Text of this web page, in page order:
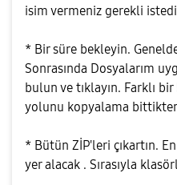
isim vermeniz gerekli
* Bir süre bekleyin.
Sonrasında Dosyalarım
bulun ve tıklayın. Farklı
yolunu kopyalama
* Bütün ZİP'leri çıkartın.
yer alacak . Sırasıyla